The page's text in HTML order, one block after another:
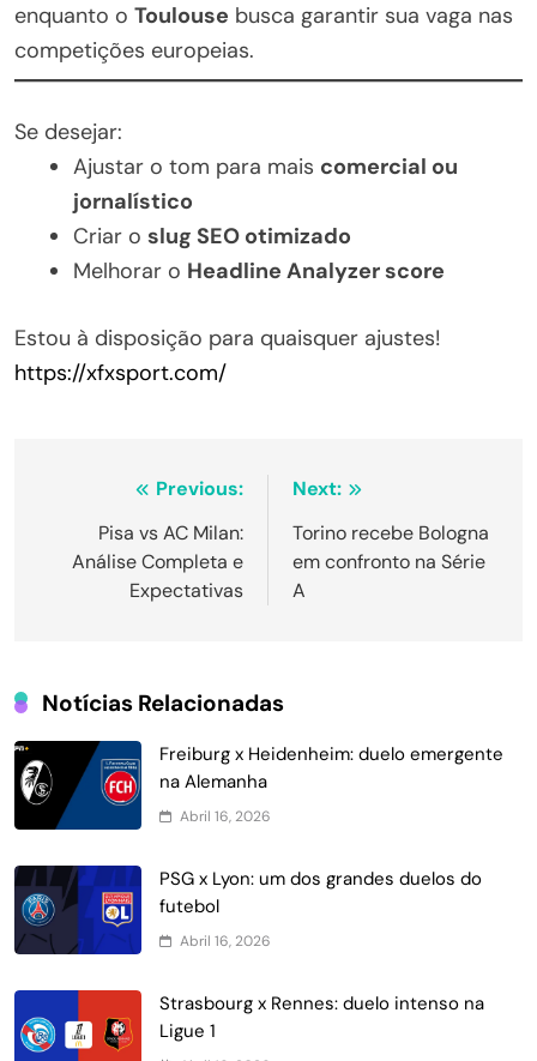
enquanto o Toulouse busca garantir sua vaga nas
competições europeias.
Se desejar:
Ajustar o tom para mais comercial ou
jornalístico
Criar o slug SEO otimizado
Melhorar o Headline Analyzer score
Estou à disposição para quaisquer ajustes!
https://xfxsport.com/
Navegação
Post
Previous:
Pisa vs AC Milan:
Análise Completa e
Expectativas
Next:
Torino recebe Bologna
em confronto na Série
A
Notícias Relacionadas
Freiburg x Heidenheim: duelo emergente
na Alemanha
Abril 16, 2026
PSG x Lyon: um dos grandes duelos do
futebol
Abril 16, 2026
Strasbourg x Rennes: duelo intenso na
Ligue 1